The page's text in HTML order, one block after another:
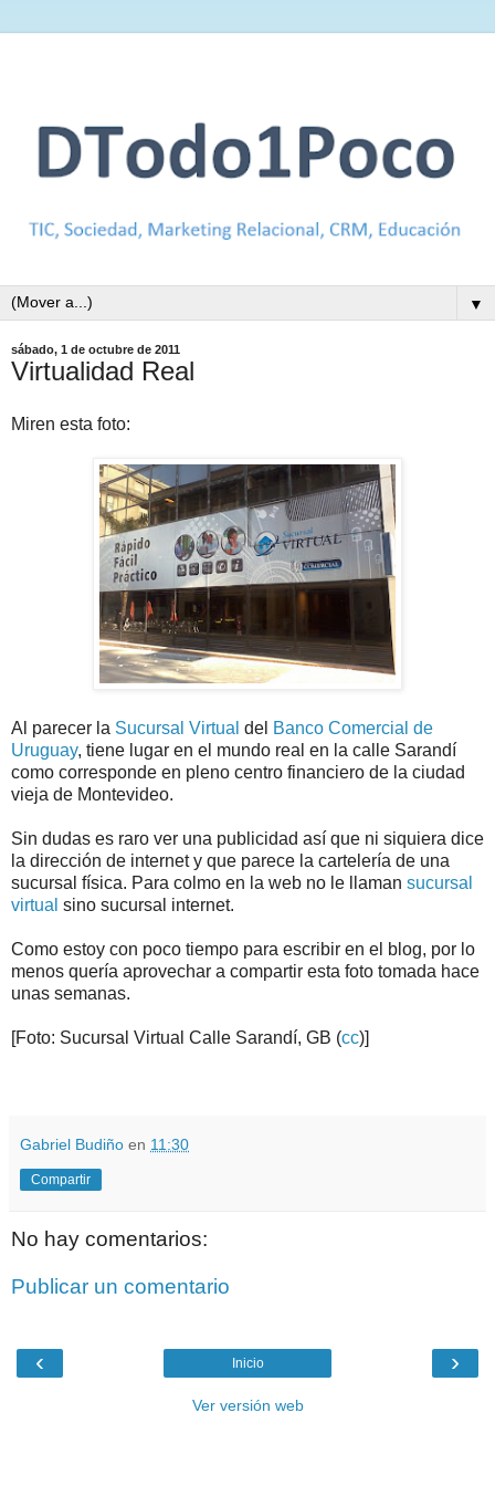
▼
sábado, 1 de octubre de 2011
Virtualidad Real
Miren esta foto:
Al parecer la Sucursal Virtual del Banco Comercial de
Uruguay, tiene lugar en el mundo real en la calle Sarandí
como corresponde en pleno centro financiero de la ciudad
vieja de Montevideo.
Sin dudas es raro ver una publicidad así que ni siquiera dice
la dirección de internet y que parece la cartelería de una
sucursal física. Para colmo en la web no le llaman sucursal
virtual sino sucursal internet.
Como estoy con poco tiempo para escribir en el blog, por lo
menos quería aprovechar a compartir esta foto tomada hace
unas semanas.
[Foto: Sucursal Virtual Calle Sarandí, GB (cc)]
Gabriel Budiño en 11:30
Compartir
No hay comentarios:
Publicar un comentario
‹ ›
Inicio
Ver versión web